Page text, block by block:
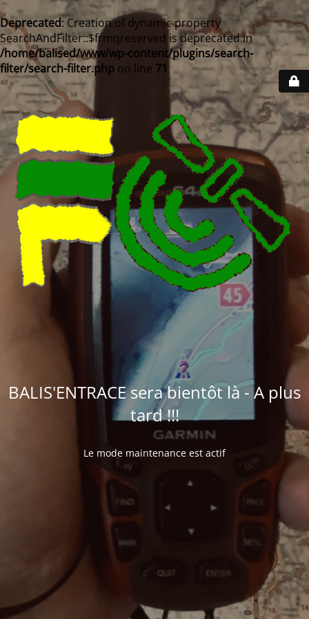
Deprecated: Creation of dynamic property
SearchAndFilter::$frmqreserved is deprecated in
/home/balised/www/wp-content/plugins/search-
filter/search-filter.php on line 71
BALIS'ENTRACE sera bientôt là - A plus
tard !!!
Le mode maintenance est actif